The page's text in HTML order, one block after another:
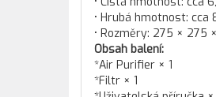
• Hrubá hmotnost: cca
• Rozměry: 275 × 275
Obsah balení:
*Air Purifier × 1
*Filtr × 1